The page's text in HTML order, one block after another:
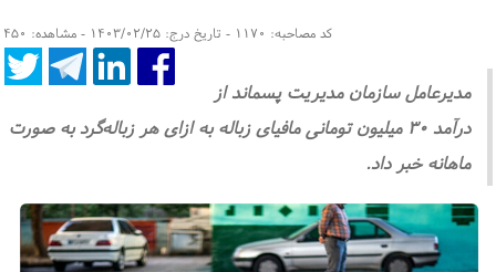
کد مصاحبه: ۱۱۷۰ - تاریخ درج: ۱۴۰۳/۰۲/۲۵ - مشاهده: ۴۵۰
مدیرعامل سازمان مدیریت پسماند از
درآمد ۳۰ میلیون تومانی مافیای زباله به ازای هر زباله‌گرد به صورت
ماهانه خبر داد.